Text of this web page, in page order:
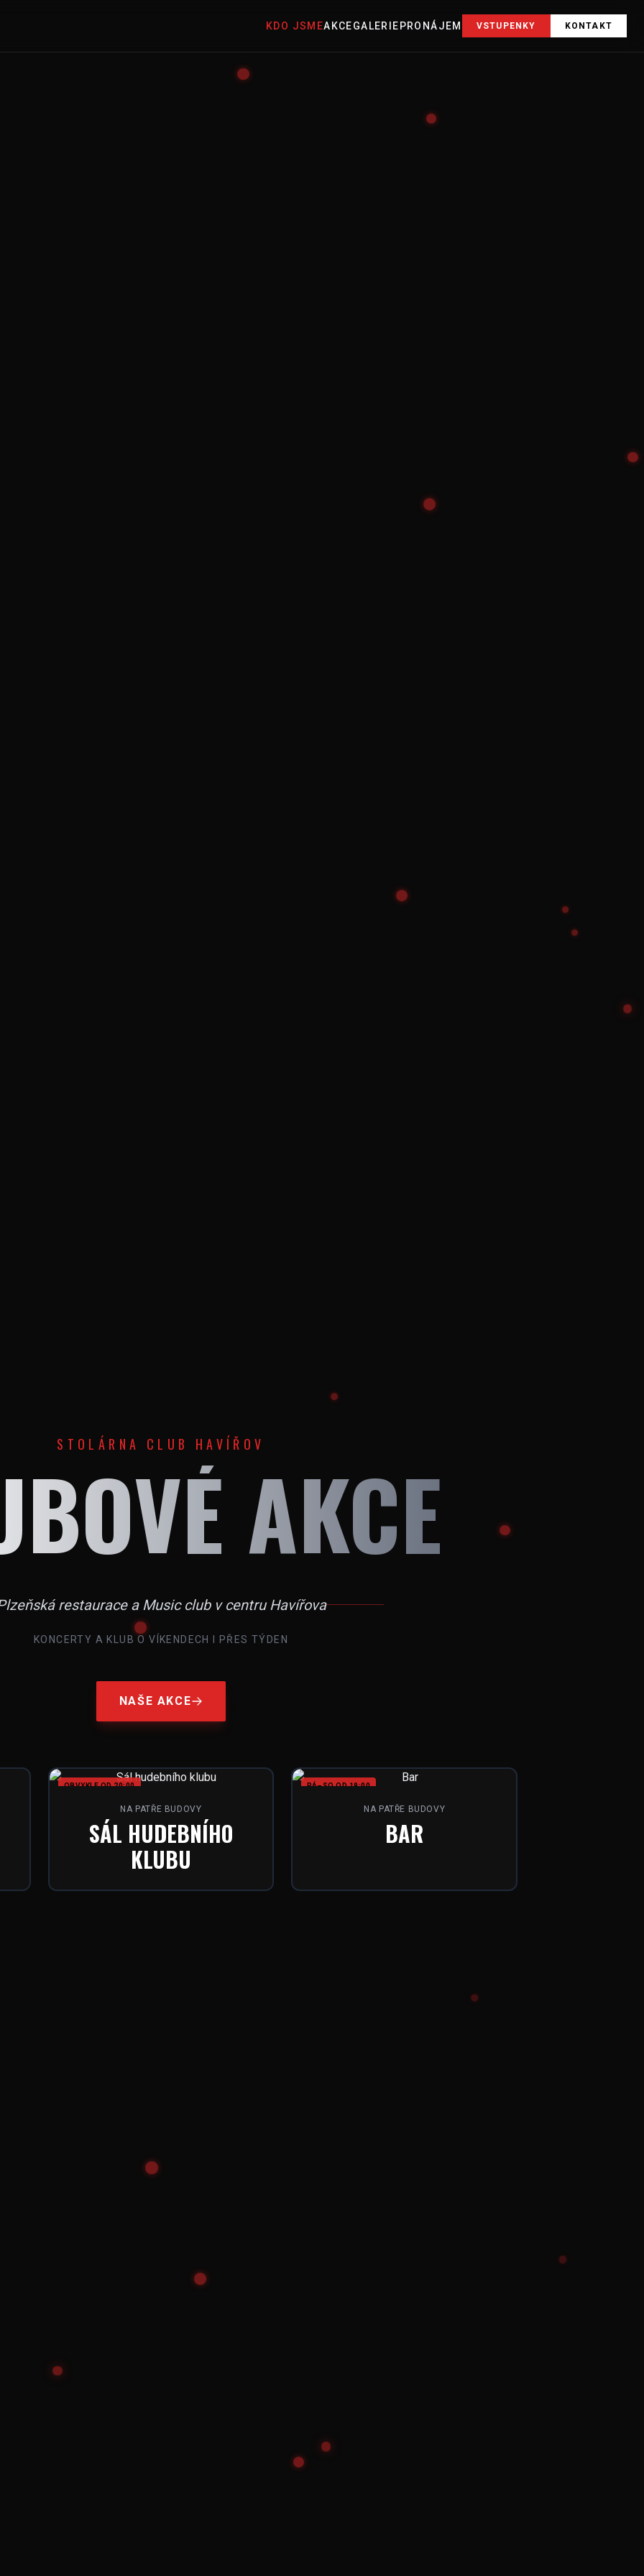
KDO JSMEAKCEGALERIE PRONÁJEM VSTUPENKY KONTAKT
STOLÁRNA CLUB HAVÍŘOVAKCE
restaurace a Music club v centru Havířova
KONCERTY A KLUB O VÍKENDECH I PŘES TÝDEN
NAŠE AKCE
OBVYKLE OD 20:00
NA PATŘE BUDOVY
SÁL HUDEBNÍHO
KLUBU
PÁ–SO OD 19:00
NA PATŘE BUDOVY
BAR